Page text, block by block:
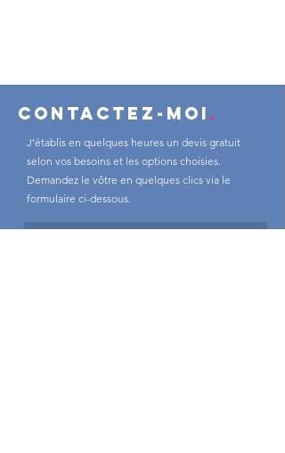
Contactez-moi .
J’établis en quelques heures un devis gratuit
selon vos besoins et les options choisies.
Demandez le vôtre en quelques clics via le
formulaire ci-dessous.